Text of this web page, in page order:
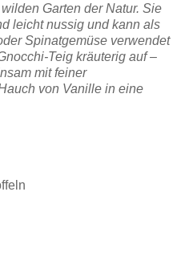
Garten der Natur. Sie
leicht nussig und kann als
Spinatgemüse verwendet
Teig kräuterig auf –
mit feiner
von Vanille in eine